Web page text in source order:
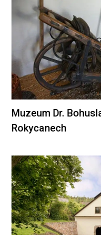
Muzeum Dr.
Rokycanech